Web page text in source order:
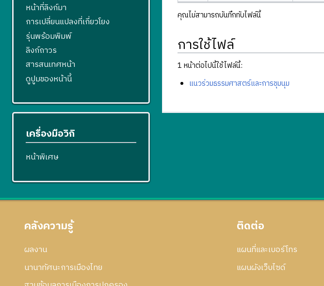
คุณไม่สามารถบันทึกทับไฟล์นี้
การใช้ไฟล์
1 หน้าต่อไปนี้ใช้ไฟล์นี้:
แนวร่วมธรรมศาสตร์และการชุมนุม
หน้าที่ลิงก์มา
การเปลี่ยนแปลงที่เกี่ยวโยง
รุ่นพร้อมพิมพ์
ลิงก์ถาวร
สารสนเทศหน้า
ดูปูมของหน้านี้
เครื่องมือวิกิ
หน้าพิเศษ
คลังความรู้
ผลงาน
นานาทัศนะการเมืองไทย
ติดต่อ
แผนที่และเบอร์โทร
แผนผังเว็บไซด์